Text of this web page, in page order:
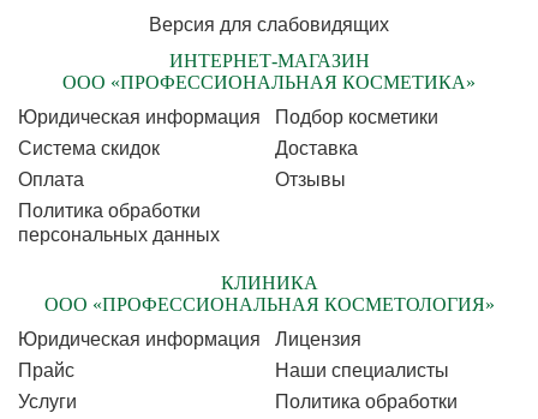
Версия для слабовидящих
ИНТЕРНЕТ-МАГАЗИН
ООО «ПРОФЕССИОНАЛЬНАЯ КОСМЕТИКА»
Юридическая информация
Подбор косметики
Cистема скидок
Доставка
Оплата
Отзывы
Политика обработки
персональных данных
КЛИНИКА
ООО «ПРОФЕССИОНАЛЬНАЯ КОСМЕТОЛОГИЯ»
Юридическая информация
Лицензия
Прайс
Наши специалисты
Услуги
Политика обработки